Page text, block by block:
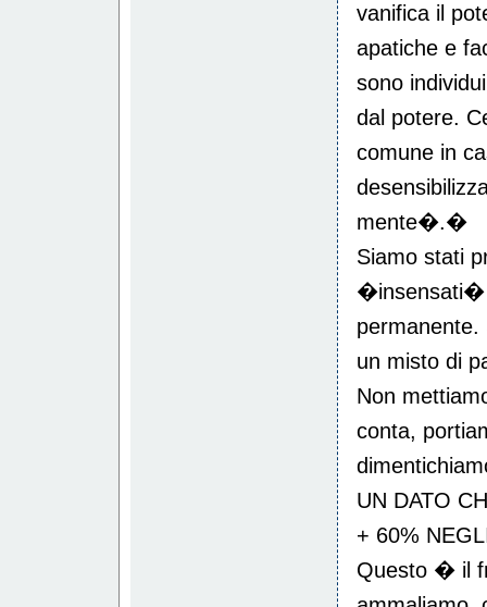
vanifica il
apatiche e
sono
dal potere.
comune in
mente�.�
Siamo stati
�insensati�
un misto di
Non
conta,
UN DATO
+ 60%
Questo � il